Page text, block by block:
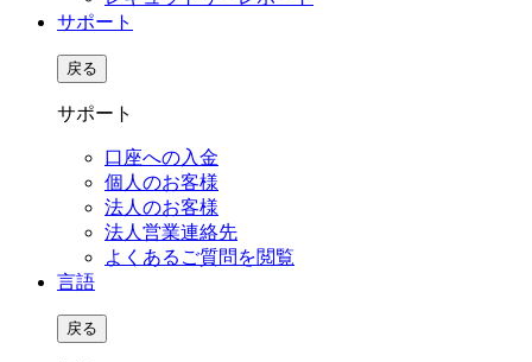
サポート
戻る
サポート
口座への入金
個人のお客様
法人のお客様
法人営業連絡先
よくあるご質問を閲覧
言語
戻る